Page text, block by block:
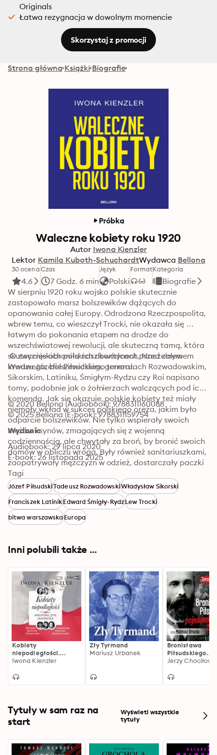
Originals
Łatwa rezygnacja w dowolnym momencie
Skorzystaj z promocji
Strona główna Książki Biografie
Próbka
Waleczne kobiety roku 1920
Autor Iwona Kienzler
Lektor Kamila Kuboth-SchuchardtWydawca Bellona
30 ocena
4.6
Czas
7 Godz. 6 min
Język
Polski
FormatKategoria
Biografie
W sierpniu 1920 roku wojsko polskie skutecznie
zastopowało marsz bolszewików dążących do
opanowania całej Europy. Odrodzona Rzeczpospolita,
wbrew temu, co wieszczył Trocki, nie okazała się
łatwym do pokonania etapem na drodze do
wszechświatowej rewolucji, ale skuteczną tamą, która
skutecznie obroniła nasz kontynent przed zalewem
krwawego, bolszewickiego terroru.
O zwycięskich polskich dowódcach, Naczelnym
Wodzu Józefie Piłsudskim, generałach Rozwadowskim,
Sikorskim, Latiniku, Śmigłym-Rydzu czy Roi napisano
tomy, podobnie jak o żołnierzach walczących pod ich
komendą. Jak się okazuje, polskie kobiety też miały
niemały wkład w sukces polskiego oręża, jakim było
odparcie bolszewików. Nie tylko wspierały swoich
mężów i synów, zmagających się z wojenną
codziennością, ale chwytały za broń, by bronić swoich
domów w obliczu wroga. Były również sanitariuszkami,
zaopatrywały mężczyzn w odzież, dostarczały paczki
z żywnością. Kobiety to ciche bohaterki Cudu nad
Wisłą i obrony kraju przed bolszewicką zarazą.
© 2020 Bellona (Audiobook): 9788311160088
© 2025 Bellona (E-book): 9788311159754
Wydanie
Audiobook: 29 lipca 2020
E-book: 26 listopada 2025
Tagi
Józef PiłsudskiTadeusz RozwadowskiWładysław Sikorski
Franciszek LatinikEdward Śmigły-RydzLew Trocki
bitwa warszawskaEuropa
Inni polubili także ...
Kobiety
niepodległości.
Bohaterki, żony,
Iwona Kienzler
Zły Tyrmand
Mariusz Urbanek
Bronisława
Piłsudskiego
pojedynek z
Jerzy
Tytuły w sam raz na
start
Wyświetl wszystkie
tytuły